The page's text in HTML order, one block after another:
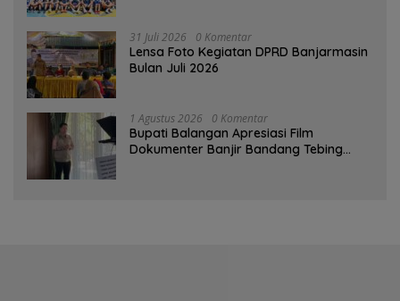
31 Juli 2026 0 Komentar
Lensa Foto Kegiatan DPRD Banjarmasin
Bulan Juli 2026
1 Agustus 2026 0 Komentar
Bupati Balangan Apresiasi Film
Dokumenter Banjir Bandang Tebing